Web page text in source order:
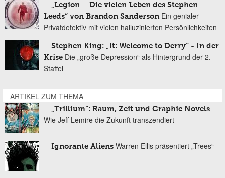
„Legion – Die vielen Leben des Stephen
Leeds“ von Brandon Sanderson Ein genialer
Privatdetektiv mit vielen halluzinierten Persönlichkeiten
Stephen King: „It: Welcome to Derry“ - In der
Krise Die „große Depression“ als Hintergrund der 2.
Staffel
ARTIKEL ZUM THEMA
„Trillium“: Raum, Zeit und Graphic Novels
Wie Jeff Lemire die Zukunft transzendiert
Ignorante Aliens Warren Ellis präsentiert „Trees“